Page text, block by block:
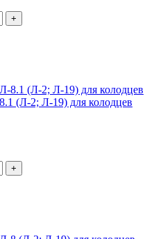
+
(Л-2; Л-19) для колодцев
+